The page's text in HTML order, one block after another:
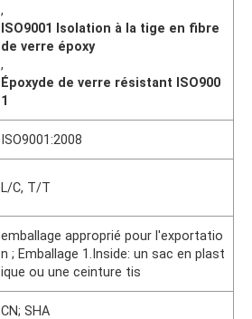
,
ISO9001 Isolation à la tige en fibre
de verre époxy
,
Époxyde de verre résistant ISO900
1
ISO9001:2008
L/C, T/T
emballage approprié pour l'exportatio
n ; Emballage 1.Inside: un sac en plast
ique ou une ceinture tis
CN; SHA